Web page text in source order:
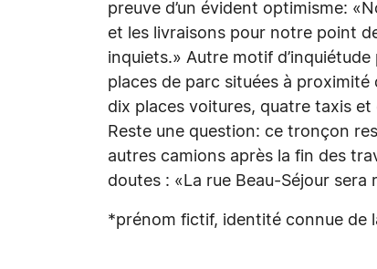
preuve d’un évident optimisme:
et les livraisons pour notre point
inquiets.» Autre motif
places de parc situées à
dix places voitures, quatre taxis
Reste une question: ce tronçon
autres camions après la fin des
doutes : «La rue Beau-Séjour sera
*prénom fictif, identité connue de